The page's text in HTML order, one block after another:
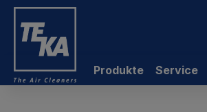
Produkte Service